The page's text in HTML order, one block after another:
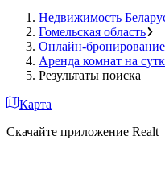
Недвижимость
Гомельская область
Онлайн-бронирование
Аренда комнат на
Результаты поиска
Карта
Скачайте приложение Realt